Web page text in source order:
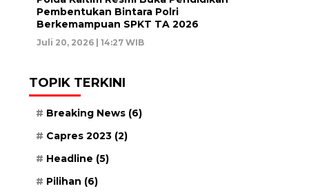
Pembentukan Bintara Polri
Berkemampuan SPKT TA 2026
Juli 20, 2026 | 14:27 WIB
TOPIK TERKINI
Breaking News (6)
Capres 2023 (2)
Headline (5)
Pilihan (6)